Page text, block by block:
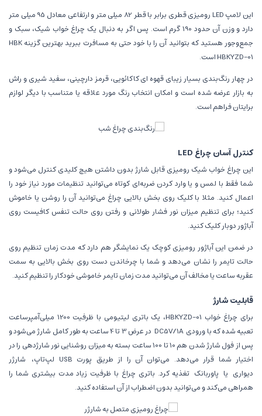
این لامپ LED رومیزی قطری برابر با قطر 82 میلی متر و ارتفاعی معادل 95 میلی متر
دارد و وزن آن حدود 190 گرم است. پس اگر به دنبال یک چراغ خواب شیک، سبک و
جمع‌وجور هستید که بتوانید آن را با خود حتی به مسافرت ببرید بهترین گزینه HBK
HBKYZD-01 است.
در چهار رنگ‌بندی بسیار زیبای قهوه ای کاکائویی، قرمز دارچینی، سفید شیری و راش
به بازار عرضه شده است و امکان انتخاب رنگ مورد علاقه یا متناسب با دیگر لوازم
برایتان فراهم است.
کنترل آسان چراغ LED
این چراغ خواب شیک رومیزی قابل شارژ بدون داشتن هیچ کلیدی کنترل می‌شود و
شما فقط با لمس و یا وارد کردن ضربه‌ای کوتاه می‌توانید تنظیمات مورد نیاز خود را
اعمال کنید. مثلا با کلیک روی بخش بالایی چراغ می‌توانید آن را روشن یا خاموش
کنید؛ برای تنظیم میزان نور فشار طولانی و رفتن روی حالت تنفس کافیست روی
آباژور دوبار کلیک کنید.
در ضمن این آباژور رومیزی کوچک یک نمایشگر هم دارد که مدت زمان تنظیم روی
حالت تایمر را نشان می‌دهد و شما با چرخاندن دست روی بخش بالایی به سمت
عقربه ساعت یا مخالف آن می‌توانید مدت زمان تایمر خاموشی خودکار را تنظیم کنید.
قابلیت شارژ
برای چراغ خواب HBKYZD-01، یک باتری لیتیومی با ظرفیت 1200 میلی‌آمپر‌ساعت
تعبیه شده که با ورودی DC5V/1A
در عرض 3 تا 4 ساعت به طور کامل شارژ می‌شود و
پس از فول شارژ شدن هم 10 تا 100 ساعت بسته به میزان روشنایی نور شارژدهی را در
اختیار شما قرار می‌دهد. می‌توان آن را از طریق پورت USB لپ‌تاپ،
شارژر
دیواری یا پاوربانک تغذیه کرد. باتری چراغ با ظرفیت زیاد مدت بیشتری شما را
همراهی می‌کند و می‌توانید بدون اضطراب از آن استفاده کنید.